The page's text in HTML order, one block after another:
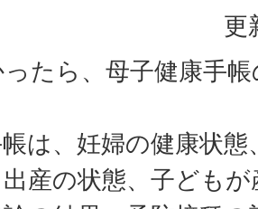
更
たら、母子健康手
は、妊婦の健康状
産の状態、子ども